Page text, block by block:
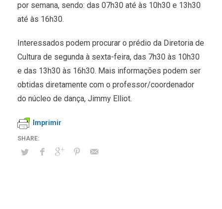
por semana, sendo: das 07h30 até às 10h30 e 13h30
até às 16h30.
Interessados podem procurar o prédio da Diretoria de
Cultura de segunda à sexta-feira, das 7h30 às 10h30
e das 13h30 às 16h30. Mais informações podem ser
obtidas diretamente com o professor/coordenador
do núcleo de dança, Jimmy Elliot.
Imprimir